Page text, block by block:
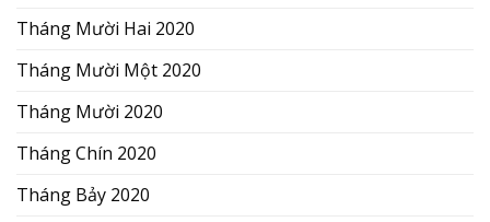
Tháng Mười Hai 2020
Tháng Mười Một 2020
Tháng Mười 2020
Tháng Chín 2020
Tháng Bảy 2020